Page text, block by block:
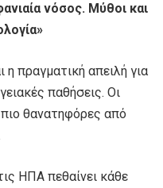
νόσος. Μύθοι και
η πραγματική απειλή για
παθήσεις. Οι
πιο θανατηφόρες από
ΗΠΑ πεθαίνει κάθε